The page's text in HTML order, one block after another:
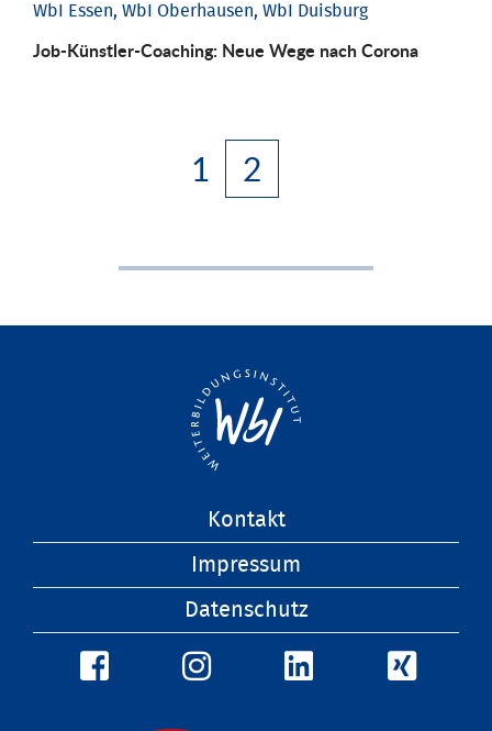
WbI Essen, WbI Oberhausen, WbI Duisburg
Job-Künstler-Coaching: Neue Wege nach Corona
1 2
Kontakt
Impressum
Datenschutz